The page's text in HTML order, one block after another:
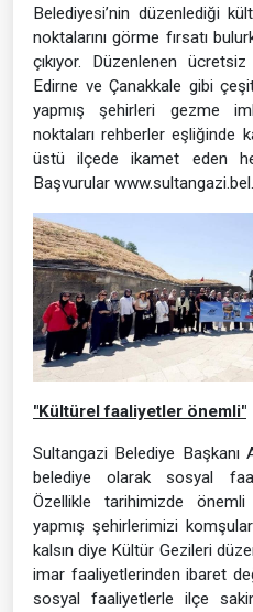
Belediyesi’nin düzenlediği
noktalarını görme fırsatı
çıkıyor. Düzenlenen
Edirne ve Çanakkale gibi
yapmış şehirleri gezme
noktaları rehberler eşliğinde
üstü ilçede ikamet eden
Başvurular
"Kültürel faaliyetler önemli"
Sultangazi Belediye Başkanı
belediye olarak sosyal
Özellikle tarihimizde
yapmış şehirlerimizi
kalsın diye Kültür Gezileri
imar faaliyetlerinden ibaret
sosyal faaliyetlerle ilçe